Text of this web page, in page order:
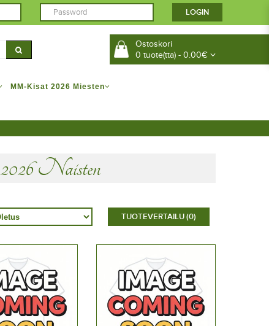
Ostoskori
0 tuote(tta) - 0.00€
MM-Kisat 2026 Miesten
Naisten
TUOTEVERTAILU (0)